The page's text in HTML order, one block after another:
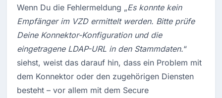
Wenn Du die Fehlermeldung „Es konnte kein
Empfänger im VZD ermittelt werden. Bitte prüfe
Deine Konnektor-Konfiguration und die
eingetragene LDAP-URL in den Stammdaten.“
siehst, weist das darauf hin, dass ein Problem mit
dem Konnektor oder den zugehörigen Diensten
besteht – vor allem mit dem Secure